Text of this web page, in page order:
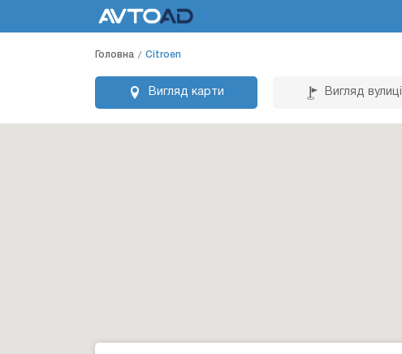
Головна Citroen
Вигляд карти Вигляд вулиці